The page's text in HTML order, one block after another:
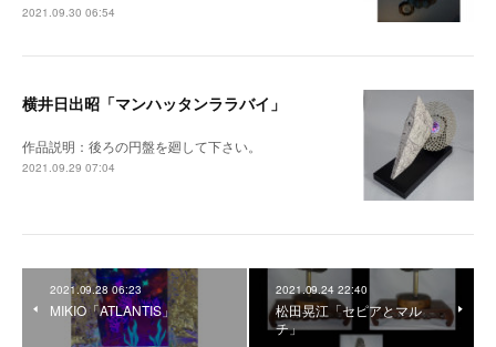
2021.09.30 06:54
横井日出昭「マンハッタンララバイ」
作品説明：後ろの円盤を廻して下さい。
2021.09.29 07:04
2021.09.28 06:23
MIKIO「ATLANTIS」
2021.09.24 22:40
松田晃江「セピアとマル
チ」